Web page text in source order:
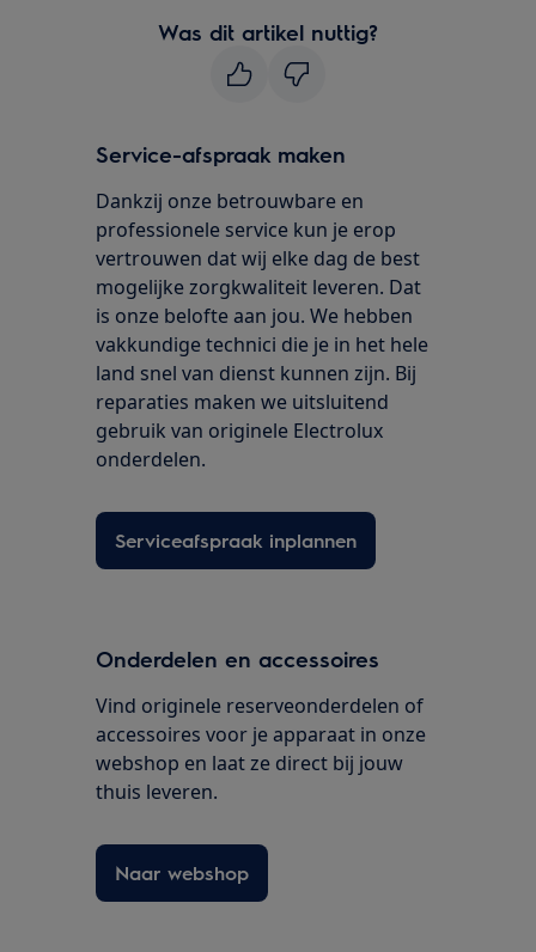
Was dit artikel nuttig?
Service-afspraak maken
Dankzij onze betrouwbare en
professionele service kun je erop
vertrouwen dat wij elke dag de best
mogelijke zorgkwaliteit leveren. Dat
is onze belofte aan jou. We hebben
vakkundige technici die je in het hele
land snel van dienst kunnen zijn. Bij
reparaties maken we uitsluitend
gebruik van originele Electrolux
onderdelen.
Serviceafspraak inplannen
Onderdelen en accessoires
Vind originele reserveonderdelen of
accessoires voor je apparaat in onze
webshop en laat ze direct bij jouw
thuis leveren.
Naar webshop